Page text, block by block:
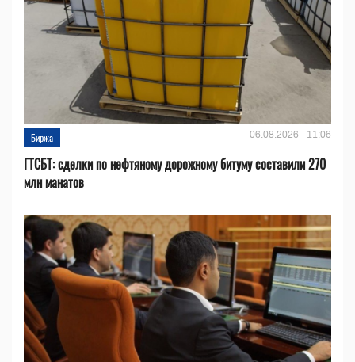
Биржа 06.08.2026 - 11:06
ГТСБТ: сделки по нефтяному дорожному битуму составили 270
млн манатов